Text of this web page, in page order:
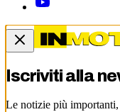
Iscriviti alla
Le notizie più